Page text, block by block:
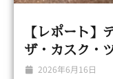
【レポート】
ザ・カスク・
2026年6月16日